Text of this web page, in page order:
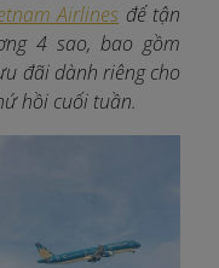
Airlines để tận
4 sao, bao gồm
đãi dành riêng cho
hồi cuối tuần.